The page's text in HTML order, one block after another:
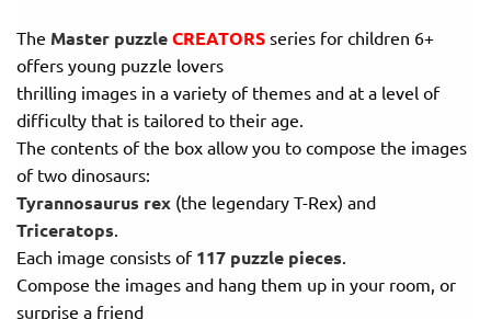
λύκειο
The Master puzzleCREATORS series for children 6+
offers young puzzle lovers
thrilling images in a variety of themes and at a level of
difficulty that is tailored to their age.
The contents of the box allow you to compose the images
of two dinosaurs:
Tyrannosaurus rex (the legendary T-Rex) and
Triceratops
Each image consists of 117 puzzle pieces
Compose the images and hang them up in your room, or
surprise a friend